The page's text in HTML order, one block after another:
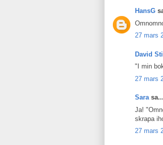
HansG
27 mars
David
"I min
27 mars
Sarasa...
Ja!
skrapa
27 mars